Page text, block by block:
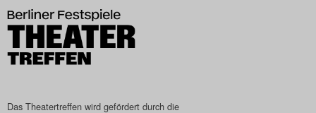
Das Theatertreffen wird gefördert durch die